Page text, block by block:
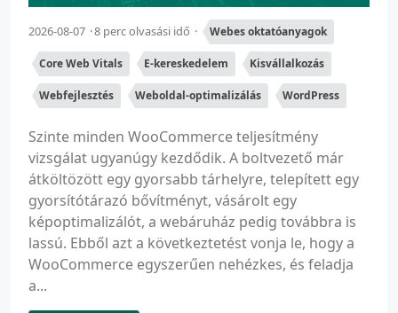
2026-08-07 8 perc olvasási idő Webes oktatóanyagok
Core Web Vitals E-kereskedelem Kisvállalkozás
Webfejlesztés Weboldal-optimalizálás WordPress
Szinte minden WooCommerce teljesítmény
vizsgálat ugyanúgy kezdődik. A boltvezető már
átköltözött egy gyorsabb tárhelyre, telepített egy
gyorsítótárazó bővítményt, vásárolt egy
képoptimalizálót, a webáruház pedig továbbra is
lassú. Ebből azt a következtetést vonja le, hogy a
WooCommerce egyszerűen nehézkes, és feladja
a...